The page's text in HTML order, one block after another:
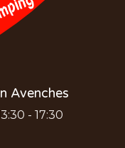
Avenches
- 17:30